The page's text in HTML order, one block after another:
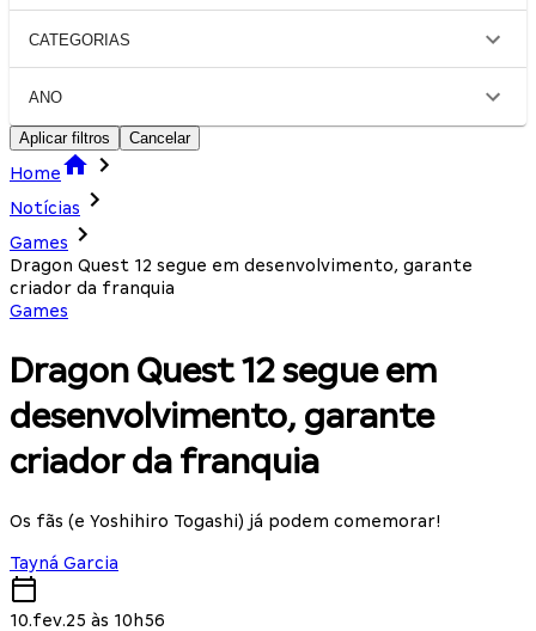
CATEGORIAS
ANO
Aplicar filtros Cancelar
Home
Notícias
Games
Dragon Quest 12 segue em desenvolvimento, garante
criador da franquia
Games
Dragon Quest 12 segue em
desenvolvimento, garante
criador da franquia
Os fãs (e Yoshihiro Togashi) já podem comemorar!
Tayná Garcia
10.fev.25 às 10h56